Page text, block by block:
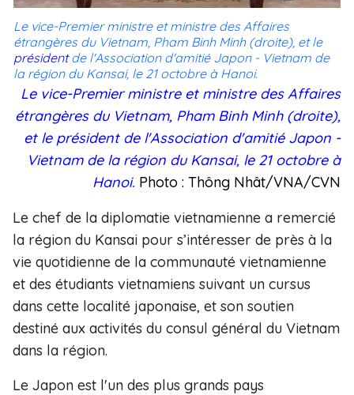
Le vice-Premier ministre et ministre des Affaires
étrangères du Vietnam, Pham Binh Minh (droite), et le
présidentde l'Association d'amitié Japon - Vietnam de
la région du Kansai, le 21 octobre à Hanoi.
Le vice-Premier ministre et ministre des Affaires
étrangères du Vietnam, Pham Binh Minh (droite),
et le présidentde l'Association d'amitié Japon -
Vietnam de la région du Kansai, le 21 octobre à
Hanoi. Photo : Thông Nhât/VNA/CVN
Le chef de la diplomatie vietnamienne a remercié
la région du Kansai pour s’intéresser de près à la
vie quotidienne de la communauté vietnamienne
et des étudiants vietnamiens suivant un cursus
dans cette localité japonaise, et son soutien
destiné aux activités du consul général du Vietnam
dans la région.
Le Japon est l'un des plus grands pays